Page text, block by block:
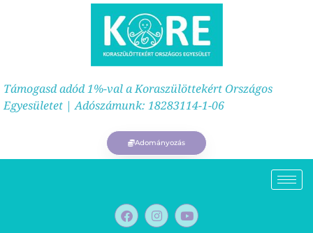
Támogasd adód 1%-val a Koraszülöttekért Országos
Egyesületet | Adószámunk: 18283114-1-06
Adományozás